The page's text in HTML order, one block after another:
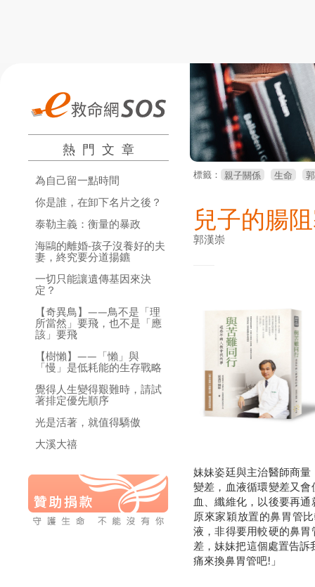
熱門文章
為自己留一點時間
你是誰，在卸下名片之後？
泰勒主義：衡量的暴政
海鷗的離婚-孩子沒養好的夫
妻，終究要分道揚鑣
一切只能讓遺傳基因來決
定？
【奇異鳥】——鳥不是「理
所當然」要飛，也不是「應
該」要飛
【樹懶】——「懶」與
「慢」是低耗能的生存戰略
覺得人生變得艱難時，請試
著排定優先順序
光是活著，就值得驕傲
大溪大禧
標籤： 親子關係 生命
兒子的腸
郭漢崇
妹妹姿廷與主治醫師商
變差，血液循環變差又
血、纖維化，以後要再
原來家穎放置的鼻胃管
液，非得要用較硬的鼻
差，妹妹把這個處置告
痛來換鼻胃管吧!」